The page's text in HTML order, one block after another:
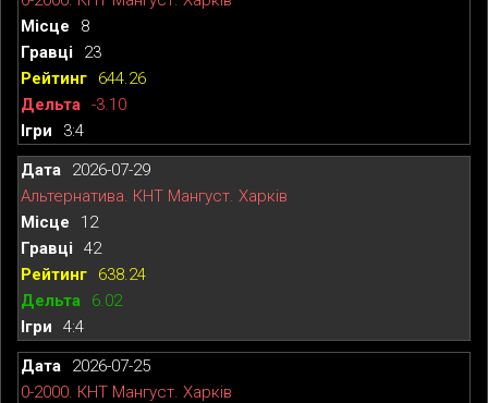
8
23
644.26
-3.10
3:4
2026-07-29
Альтернатива. КНТ Мангуст. Харків
12
42
638.24
6.02
4:4
2026-07-25
0-2000. КНТ Мангуст. Харків